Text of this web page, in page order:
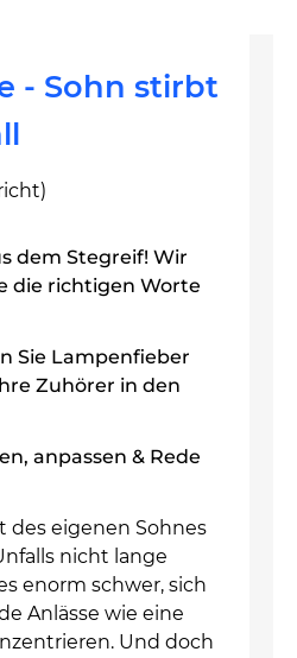
- Sohn stirbt
dem Stegreif! Wir
die richtigen Worte
Sie Lampenfieber
Zuhörer in den
anpassen & Rede
des eigenen Sohnes
nicht lange
enorm schwer, sich
Anlässe wie eine
Und doch